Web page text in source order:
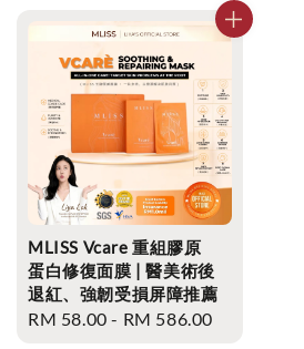
MLISS Vcare 重組膠原
蛋白修復面膜 | 醫美術後
退紅、強韌受損屏障推薦
Regular
RM 58.00 - RM 586.00